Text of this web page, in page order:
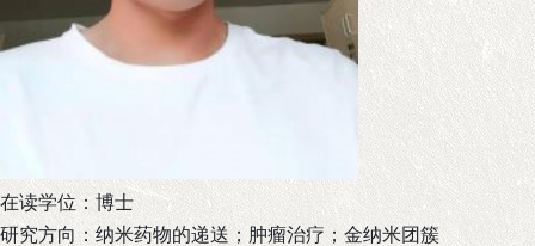
在读学位：博士
研究方向：纳米药物的递送；肿瘤治疗；金纳米团簇